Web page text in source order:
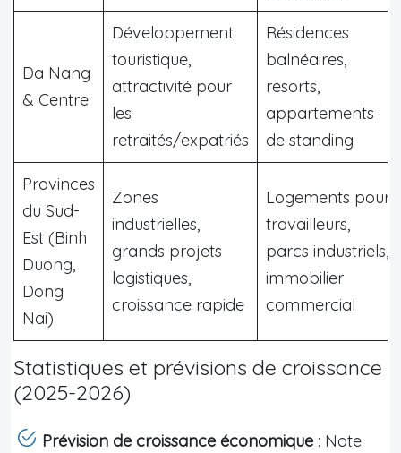
Da Nang
& Centre
Développement
touristique,
attractivité pour
les
retraités/expatriés
Résidences
balnéaires,
resorts,
appartements
de standing
Provinces
du Sud-
Est (Binh
Duong,
Dong
Nai)
Zones
industrielles,
grands projets
logistiques,
croissance rapide
Logements pour
travailleurs,
parcs industriels,
immobilier
commercial
Statistiques et prévisions de croissance
(2025-2026)
Prévision de croissance économique : Note